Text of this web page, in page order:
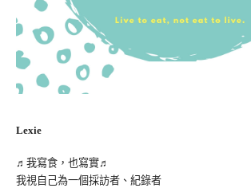
Lexie
♬我寫食，也寫實♬
我視自己為一個採訪者、紀錄者